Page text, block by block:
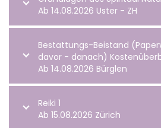
Ab 14.08.2026 Uster - ZH
Bestattungs-Beistand
davor - danach)
Ab 14.08.2026 Bürglen
Reiki 1
Ab 15.08.2026 Zürich